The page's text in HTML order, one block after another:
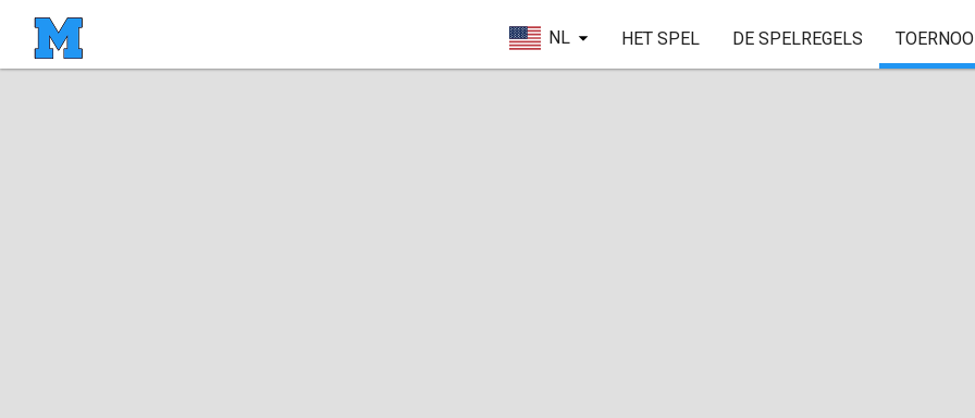
NL HET SPEL DE SPELREGELS